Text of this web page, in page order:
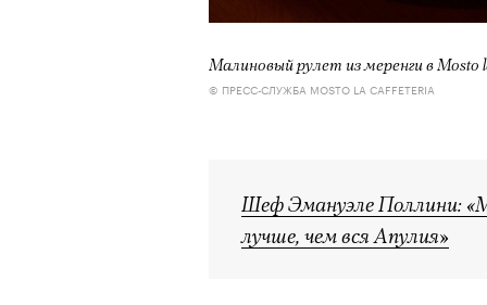
Малиновый рулет из меренги в Mosto
© ПРЕСС-СЛУЖБА MOSTO LA CAFFETERIA
Шеф Эмануэле Поллини:
лучше, чем вся Апулия»
обострения мигрантского
точно не